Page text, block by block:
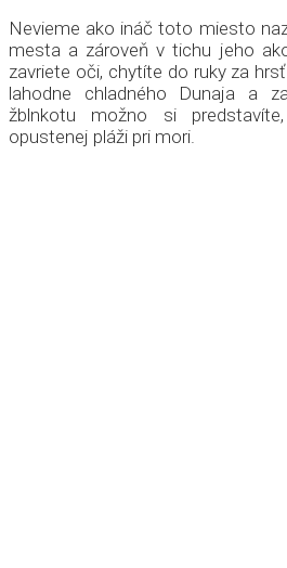
Nevieme ako ináč toto miesto
mesta a zároveň v tichu jeho
zavriete oči, chytíte do ruky za
lahodne chladného Dunaja a
žblnkotu možno si
opustenej pláži pri mori.